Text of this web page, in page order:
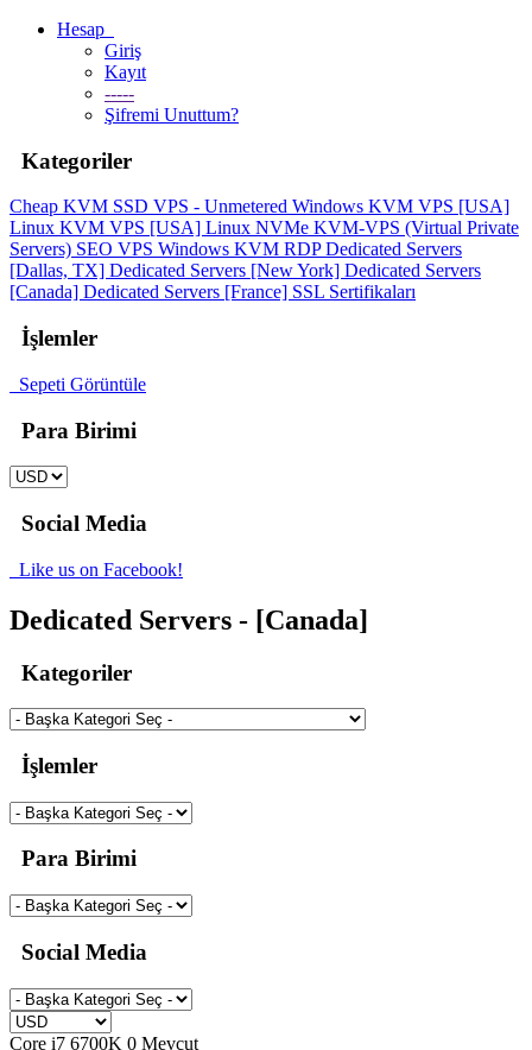
Hesap
Giriş
Kayıt
-----
Şifremi Unuttum?
Kategoriler
Cheap KVM SSD VPS - Unmetered Windows KVM VPS [USA]
Linux KVM VPS [USA] Linux NVMe KVM-VPS (Virtual Private
Servers) SEO VPS Windows KVM RDPDedicated Servers
[Dallas, TX] Dedicated Servers [New York] Dedicated Servers
[Canada] Dedicated Servers [France] SSL Sertifikaları
İşlemler
Sepeti Görüntüle
Para Birimi
Social Media
Like us on Facebook!
Dedicated Servers - [Canada]
Kategoriler
İşlemler
Para Birimi
Social Media
Core i7 6700K 0 Mevcut